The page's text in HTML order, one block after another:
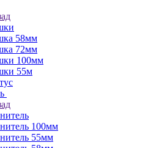
58мм
72мм
100мм
55м
100мм
55мм